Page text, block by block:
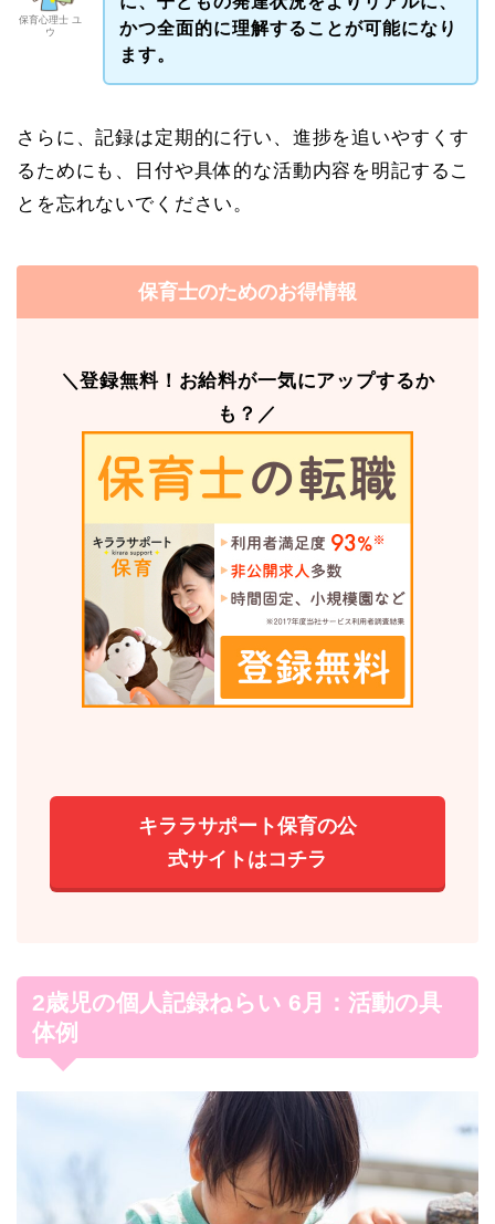
保育心理士 ユ
ウ
かつ全面的に理解することが可能になり
ます。
さらに、記録は定期的に行い、進捗を追いやすくす
るためにも、日付や具体的な活動内容を明記するこ
とを忘れないでください。
保育士のためのお得情報
＼登録無料！お給料が一気にアップするか
も？／
キララサポート保育の公
式サイトはコチラ
2歳児の個人記録ねらい 6月：活動の具
体例